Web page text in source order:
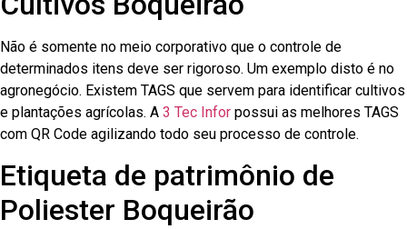
Não é somente no meio corporativo que o controle de
determinados itens deve ser rigoroso. Um exemplo disto é no
agronegócio. Existem TAGS que servem para identificar cultivos
e plantações agrícolas. A 3 Tec Infor possui as melhores TAGS
com QR Code agilizando todo seu processo de controle.
Etiqueta de patrimônio de
Poliester Boqueirão